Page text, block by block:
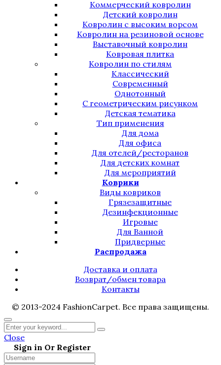
Коммерческий ковролин
Детский ковролин
Ковролин с высоким ворсом
Ковролин на резиновой основе
Выставочный ковролин
Ковровая плитка
Ковролин по стилям
Классический
Современный
Однотонный
С геометрическим рисунком
Детская тематика
Тип применения
Для дома
Для офиса
Для отелей/ресторанов
Для детских комнат
Для мероприятий
Коврики
Виды ковриков
Грязезащитные
Дезинфекционные
Игровые
Для Ванной
Придверные
Распродажа
Доставка и оплата
Возврат/обмен товара
Контакты
© 2013-2024 FashionCarpet. Все права защищены.
Close
Sign in Or Register